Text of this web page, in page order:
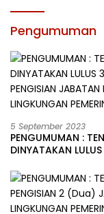
Pengumuman
5 September 2023
PENGUMUMAN :
DINYATAKAN
LINGKUNGAN